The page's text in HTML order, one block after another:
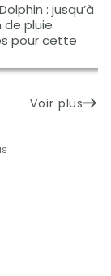
: jusqu’à
de pluie
pour cette
Voir plus